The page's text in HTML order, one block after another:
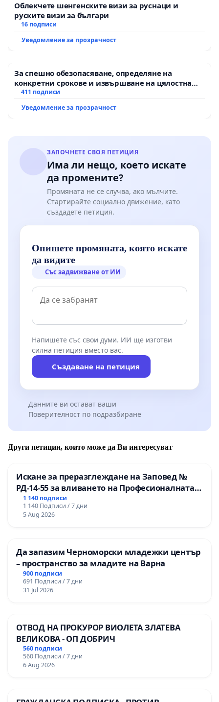
Облекчете шенгенските визи за руснаци и
руските визи за българи
16 подписи
Уведомление за прозрачност
За спешно обезопасяване, определяне на
конкретни срокове и извършване на цялостна
рехабилитация на републиканския път между
Мирово - к.к. Момин проход
411 подписи
Уведомление за прозрачност
ЗАПОЧНЕТЕ СВОЯ ПЕТИЦИЯ
Има ли нещо, което искате
да промените?
Промяната не се случва, ако мълчите.
Стартирайте социално движение, като
създадете петиция.
Опишете промяната, която искате
да видите
Със задвижване от ИИ
Напишете със свои думи. ИИ ще изготви
силна петиция вместо вас.
Създаване на петиция
Данните ви остават ваши
Поверителност по подразбиране
Други петиции, които може да Ви интересуват
Искане за преразглеждане на Заповед №
РД-14-55 за вливането на Професионалната
гимназия по промишлени технологии в
Професионалната гимназия по икономика и
мениджмънт – гр. Пазарджик
1 140 подписи
1 140 Подписи / 7 дни
5 Aug 2026
Да запазим Черноморски младежки център
– пространство за младите на Варна
900 подписи
691 Подписи / 7 дни
31 Jul 2026
ОТВОД НА ПРОКУРОР ВИОЛЕТА ЗЛАТЕВА
ВЕЛИКОВА - ОП ДОБРИЧ
560 подписи
560 Подписи / 7 дни
6 Aug 2026